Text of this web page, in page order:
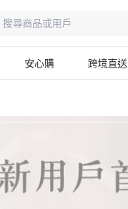
安心購 跨境直送